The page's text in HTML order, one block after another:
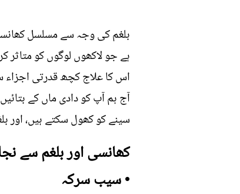
بلغم کی وجہ سے مسلسل
ہے جو لاکھوں لوگوں کو
اس کا علاج کچھ قدرتی اجزاء
آج ہم آپ کو دادی ماں کے
سینے کو کھول سکتے ہیں، اور
کھانسی اور بلغم سے
• سیب سرکہ